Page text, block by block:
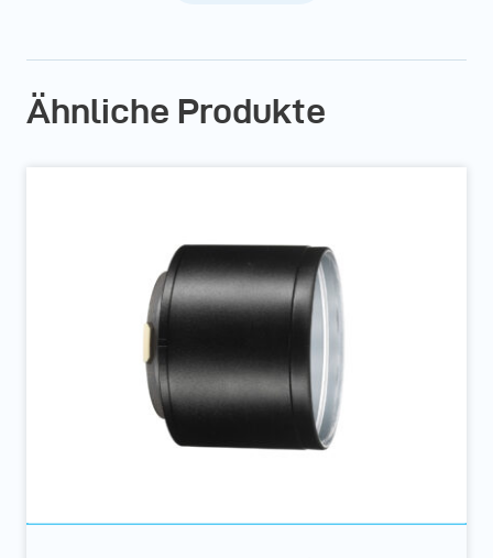
Ähnliche Produkte